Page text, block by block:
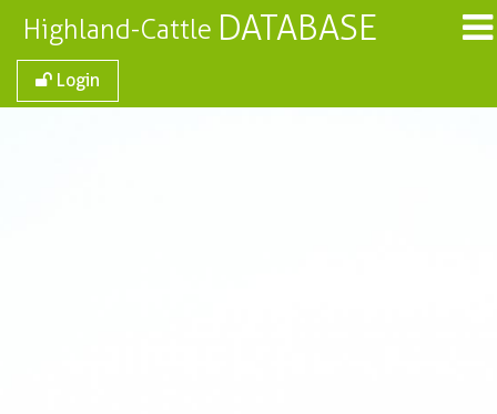
Highland-Cattle DATABASE
Login